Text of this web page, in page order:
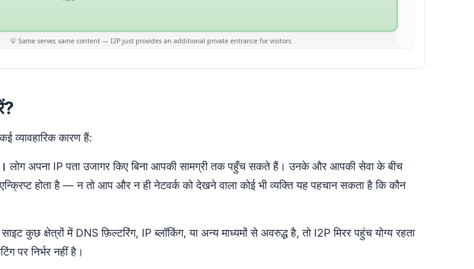
व्यावहारिक कारण हैं:
लोग अपना IP पता उजागर किए बिना आपकी सामग्री तक पहुँच सकते हैं। उनके और आपकी सेवा के बीच
होता है — न तो आप और न ही नेटवर्क को देखने वाला कोई भी व्यक्ति यह पहचान सकता है कि कौन
कुछ क्षेत्रों में DNS फ़िल्टरिंग, IP ब्लॉकिंग, या अन्य माध्यमों से अवरुद्ध है, तो I2P मिरर पहुंच योग्य रहता
पर निर्भर नहीं है।